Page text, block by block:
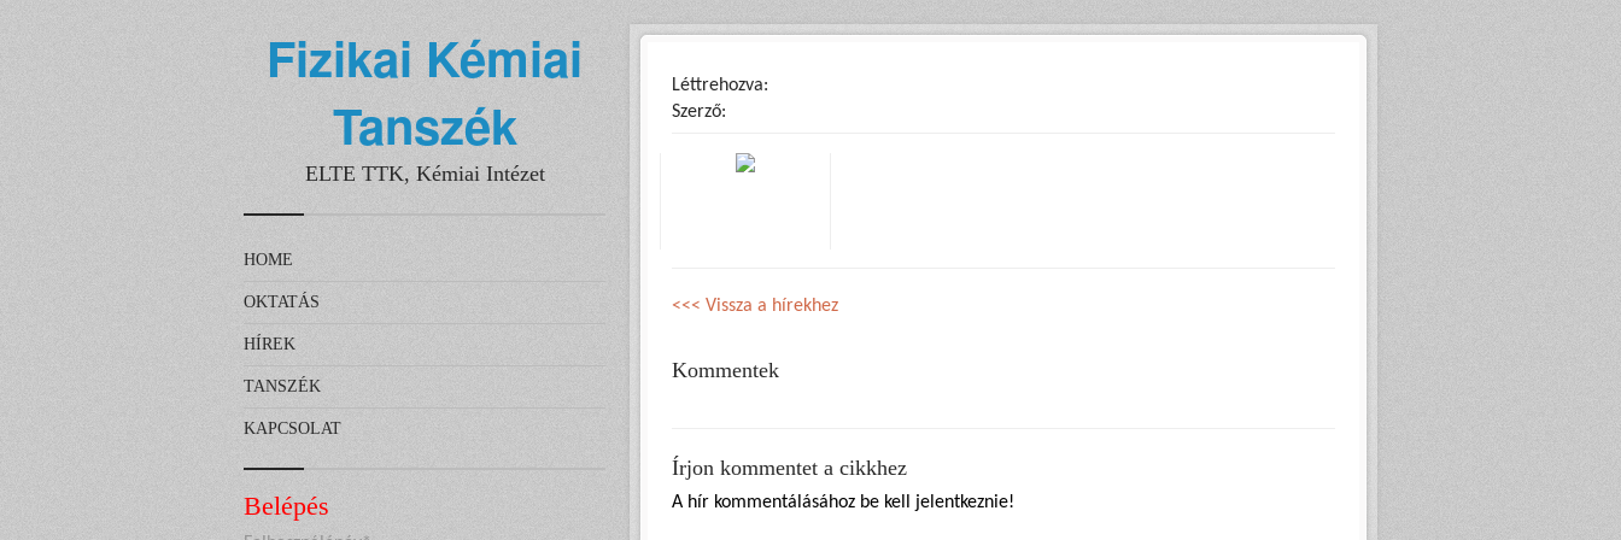
Fizikai Kémiai
Tanszék
ELTE TTK, Kémiai Intézet
HOME
OKTATÁS
HÍREK
TANSZÉK
KAPCSOLAT
Belépés
Léttrehozva:
Szerző:
<<< Vissza a hírekhez
Kommentek
Írjon kommentet a cikkhez
A hír kommentálásához be kell jelentkeznie!